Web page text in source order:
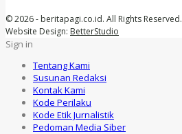
© 2026 - beritapagi.co.id. All Rights Reserved.
Website Design: BetterStudio
Sign in
Tentang Kami
Susunan Redaksi
Kontak Kami
Kode Perilaku
Kode Etik Jurnalistik
Pedoman Media Siber